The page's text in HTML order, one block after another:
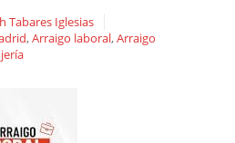
Tabares Iglesias
,Arraigo laboral,Arraigo